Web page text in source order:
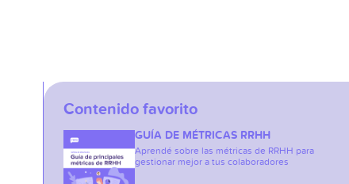
Contenido favorito
GUÍA DE MÉTRICAS RRHH
Aprendé sobre las métricas de RRHH para
gestionar mejor a tus colaboradores